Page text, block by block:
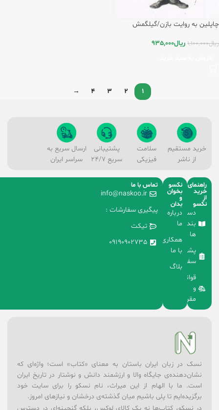
چاپلین به روایت بازن/گیلگمش
ریال1,100,000 ریال935,000
1
2
3
4
→
خرید مستقیم
از ناشر
سلامت
فیزیکی
پشتیبانی
سریع 24/7
ارسال سریع به
سراسر ایران
راهنمای
خرید
از
نکسو
دسته
بندی
ها
پشتیبانی
سفارشات
قوانین
و
مقررات
نکسو
بخوان
و
بدان
درباره
ما
همکاری
با ما
بلاگ
تماس با ما
info@naskoo.ir
پیگیری سفارشات :
تیکت
09190902735
نسک در زبان ایران باستان به معنای «کتاب» است؛ واژه‌ای که
نشان‌دهنده‌ی جایگاه والا و ارزشمند دانش و نوشتار در تاریخ ایران
است. ما با الهام از این میراث، نام نسکو را برای سایت خود
برگزیده‌ایم تا پلی باشیم میان گذشته‌ی درخشان و نیازهای امروز.